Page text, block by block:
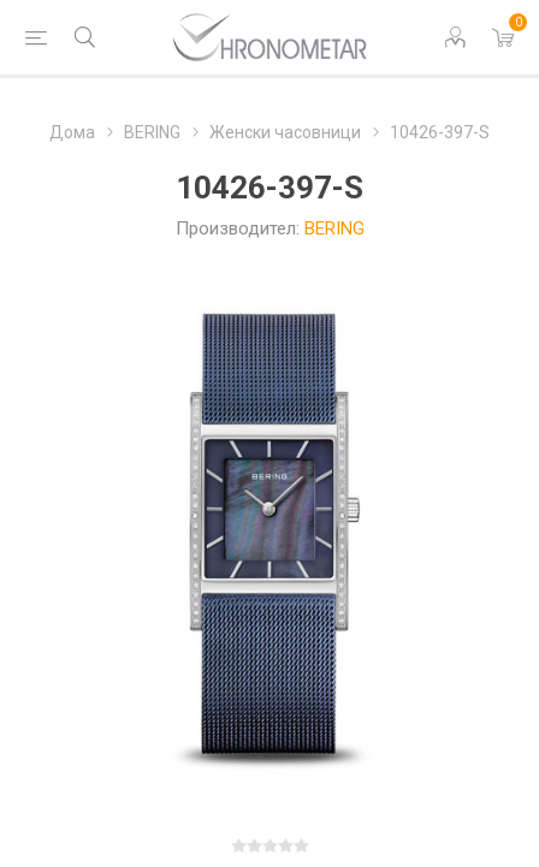
0
Дома BERING Женски часовници 10426-397-S
10426-397-S
Производител: BERING